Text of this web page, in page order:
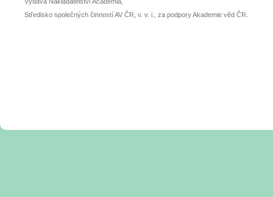
Středisko společných činností AV ČR, v. v. i., za podpory Akademie věd ČR.